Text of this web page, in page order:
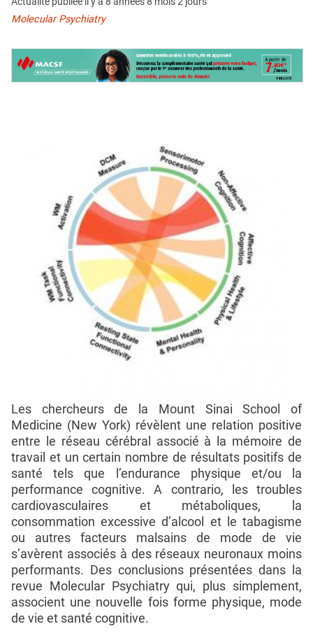
CONTACT
Molecular Psychiatry
Les chercheurs de la Mount Sinai School of
Medicine (New York) révèlent une relation positive
entre le réseau cérébral associé à la mémoire de
travail et un certain nombre de résultats positifs de
santé tels que l’endurance physique et/ou la
performance cognitive. A contrario, les troubles
cardiovasculaires et métaboliques, la
consommation excessive d’alcool et le tabagisme
ou autres facteurs malsains de mode de vie
s’avèrent associés à des réseaux neuronaux moins
performants. Des conclusions présentées dans la
revue Molecular Psychiatry qui, plus simplement,
associent une nouvelle fois forme physique, mode
de vie et santé cognitive.